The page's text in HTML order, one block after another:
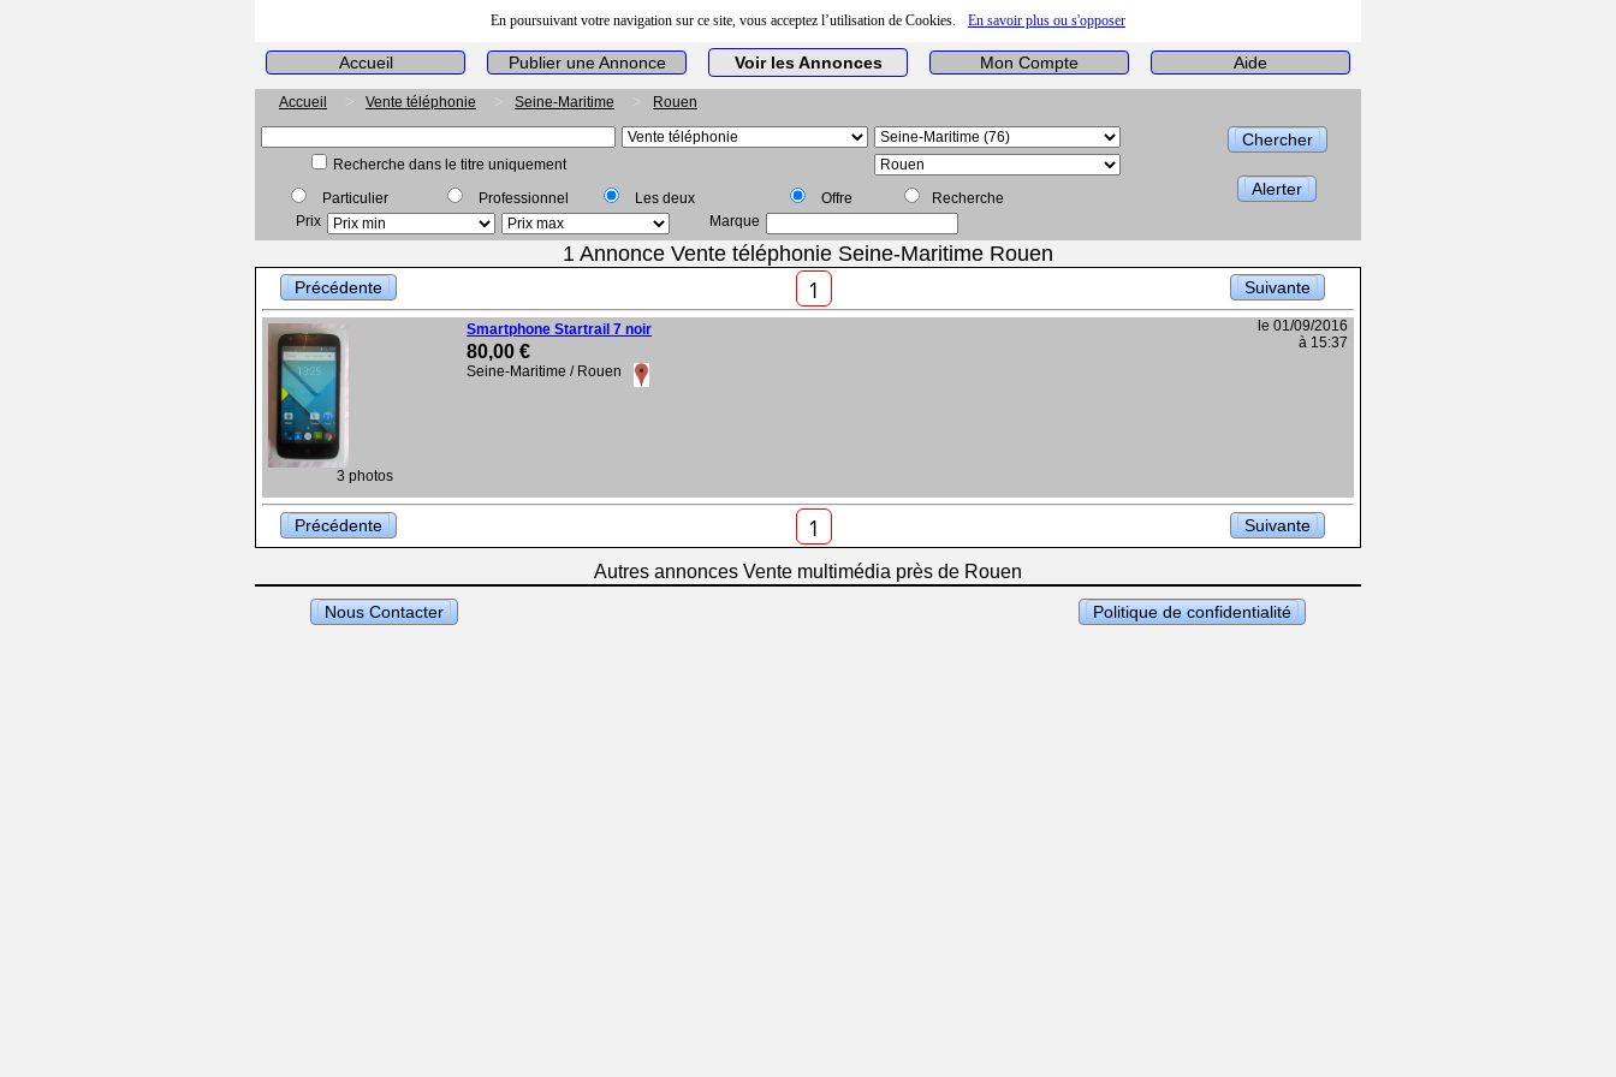
En poursuivant votre navigation sur ce site, vous acceptez l’utilisation de Cookies. En savoir plus ou s'opposer
Accueil Publier une Annonce Voir les Annonces Mon Compte Aide
Accueil Vente téléphonie Seine-Maritime Rouen
Recherche dans le titre uniquement
Chercher
Particulier Professionnel Les deux Offre Recherche Alerter
Prix Marque
1 Annonce Vente téléphonie Seine-Maritime Rouen
Précédente 1 Suivante
3 photos
Smartphone Startrail 7 noir
80,00 €
Seine-Maritime / Rouen
le 01/09/2016
à 15:37
Précédente 1 Suivante
Autres annonces Vente multimédia près de Rouen
Nous Contacter Politique de confidentialité